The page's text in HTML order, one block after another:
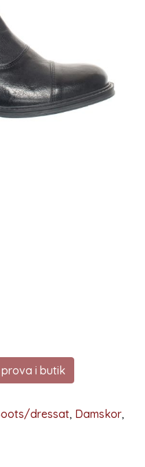
i butik
dressat, Damskor,